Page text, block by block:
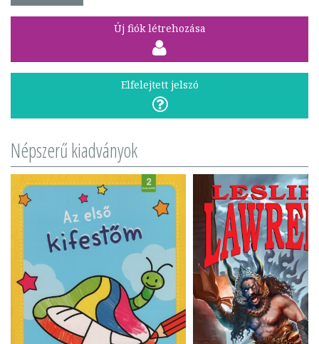
Új fiók létrehozása
Elfelejtett jelszó
Népszerű kiadványok